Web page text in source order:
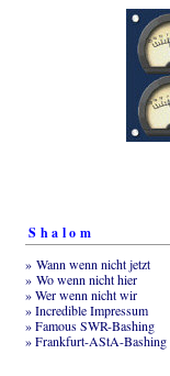
Shalom
» Wann wenn nicht jetzt
» Wo wenn nicht hier
» Wer wenn nicht wir
» Incredible Impressum
» Famous SWR-Bashing
» Frankfurt-AStA-Bashing